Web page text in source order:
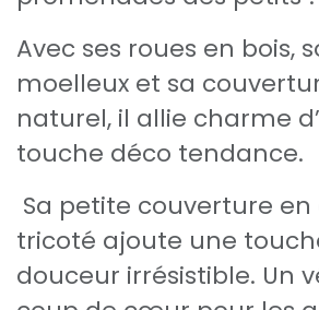
Avec ses roues en bois,
moelleux et sa
naturel, il allie charme
touche déco tendance.
Sa petite couverture en
tricoté ajoute une
douceur irrésistible. Un